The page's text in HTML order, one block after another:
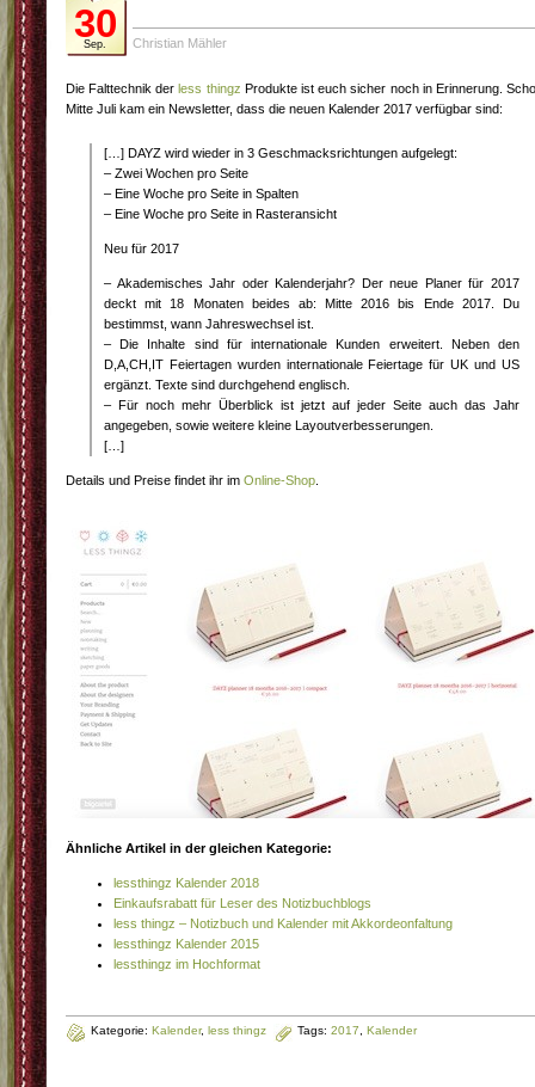
30
Sep. Christian Mähler
Die Falttechnik derless thingz Produkte ist euch sicher noch in Erinnerung.
Mitte Juli kam ein Newsletter, dass die neuen Kalender 2017 verfügbar sind:
[…] DAYZ wird wieder in 3 Geschmacksrichtungen aufgelegt:
– Zwei Wochen pro Seite
– Eine Woche pro Seite in Spalten
– Eine Woche pro Seite in Rasteransicht
Neu für 2017
– Akademisches Jahr oder Kalenderjahr? Der neue Planer für 2017
deckt mit 18 Monaten beides ab: Mitte 2016 bis Ende 2017. Du
bestimmst, wann Jahreswechsel ist.
– Die Inhalte sind für internationale Kunden erweitert. Neben den
D,A,CH,IT Feiertagen wurden internationale Feiertage für UK und US
ergänzt. Texte sind durchgehend englisch.
– Für noch mehr Überblick ist jetzt auf jeder Seite auch das Jahr
angegeben, sowie weitere kleine Layoutverbesserungen.
[…]
Details und Preise findet ihr im Online-Shop
Ähnliche Artikel in der gleichen Kategorie:
lessthingz Kalender 2018
Einkaufsrabatt für Leser des Notizbuchblogs
less thingz – Notizbuch und Kalender mit Akkordeonfaltung
lessthingz Kalender 2015
lessthingz im Hochformat
Kategorie: Kalender, less thingz Tags: 2017 Kalender